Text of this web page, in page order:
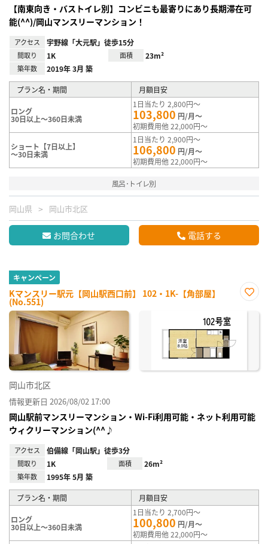
【南東向き・バストイレ別】コンビニも最寄りにあり長期滞在可
能(^^)/岡山マンスリーマンション！
アクセス 宇野線「大元駅」徒歩15分
間取り 1K 面積 23m²
築年数 2019年 3月 築
プラン名・期間 月額目安
ロング
30日以上～360日未満
1日当たり 2,800円～
103,800 円/月～
初期費用他 22,000円～
ショート【7日以上】
～30日未満
1日当たり 2,900円～
106,800 円/月～
初期費用他 22,000円～
風呂･トイレ別
岡山県 岡山市北区
お問合わせ 電話する
キャンペーン
Kマンスリー駅元【岡山駅西口前】 102・1K-【角部屋】
(No.551)
に入
岡山市北区
情報更新日 2026/08/02 17:00
岡山駅前マンスリーマンション・Wi-Fi利用可能・ネット利用可能
ウィクリーマンション(^^♪
アクセス 伯備線「岡山駅」徒歩3分
間取り 1K 面積 26m²
築年数 1995年 5月 築
プラン名・期間 月額目安
ロング
30日以上～360日未満
1日当たり 2,700円～
100,800 円/月～
初期費用他 22,000円～